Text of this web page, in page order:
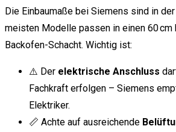
Die Einbaumaße bei Siemens sind in
meisten Modelle passen in einen 60 cm
Backofen-Schacht. Wichtig ist:
⚠️ Der elektrische Anschluss
Fachkraft erfolgen – Siemens
Elektriker.
📏 Achte auf ausreichende